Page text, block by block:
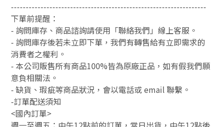
------------------------------------------------------------------
下單前提醒：
- 詢問庫存、商品諮詢請使用「聯絡我們」線上客服。
- 詢問庫存後若未立即下單，我們有轉售給有立即需求的
消費者之權利。
- 本公司販售所有商品100%皆為原廠正品，如有假我們願
意負相關法。
- 缺貨、瑕疵等商品狀況，會以電話或 email 聯繫。
-訂單配送須知
<國內訂單>